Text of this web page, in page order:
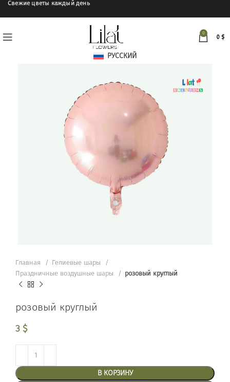
Свежие цветы каждый день
0
0 $
РУССКИЙ
Главная
Гелиевые шары
Праздничные воздушные шары
розовый круглый
розовый круглый
3 $
В КОРЗИНУ